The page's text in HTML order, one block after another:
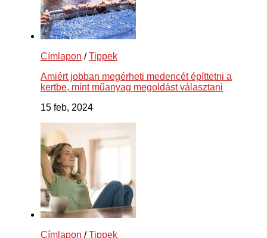
Címlapon /Tippek
Amiért jobban megérheti medencét építtetni a
kertbe, mint műanyag megoldást választani
15 feb, 2024
Címlapon /Tippek